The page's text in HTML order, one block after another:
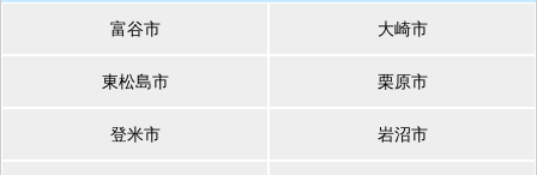
富谷市 大崎市
東松島市 栗原市
登米市 岩沼市